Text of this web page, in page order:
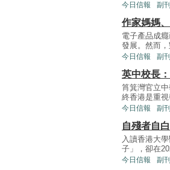
今日信報 副
作家媽媽
電子產品成
發展。然而
今日信報 副
英中校長
筲箕灣官立
終香港是重
今日信報 副
自殘者自白
入讀香港大
子」，卻在
今日信報 副